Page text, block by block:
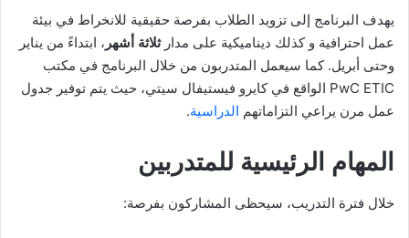
يهدف البرنامج إلى تزويد الطلاب بفرصة حقيقية للانخراط في بيئة
عمل احترافية و كذلك ديناميكية على مدارثلاثة أشهر ، ابتداءً من يناير
وحتى أبريل. كما سيعمل المتدربون من خلال البرنامج في مكتب
PwC ETIC الواقع في كايرو فيستيفال سيتي، حيث يتم توفير جدول
عمل مرن يراعي التزاماتهم الدراسية.
المهام الرئيسية للمتدربين
خلال فترة التدريب، سيحظى المشاركون بفرصة: